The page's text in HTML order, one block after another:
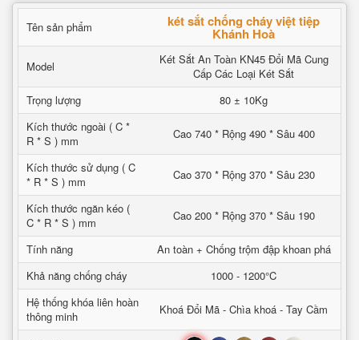
Tên sản phẩm két sắt chống cháy việt tiệp
Khánh Hoà
Model
Két Sắt An Toàn KN45 Đổi Mã Cung
Cấp Các Loại Két Sắt
Trọng lượng
80 ± 10Kg
Kích thước ngoài ( C *
R * S ) mm
Cao 740 * Rộng 490 * Sâu 400
Kích thước sử dụng ( C
* R * S ) mm
Cao 370 * Rộng 370 * Sâu 230
Kích thước ngăn kéo (
C * R * S ) mm
Cao 200 * Rộng 370 * Sâu 190
Tính năng
An toàn + Chống trộm đập khoan phá
Khả năng chống cháy
1000 - 1200°C
Hệ thống khóa liên hoàn
thông minh
Khoá Đổi Mã - Chìa khoá - Tay Cầm